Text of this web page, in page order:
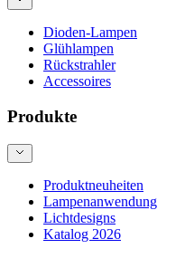
Dioden-Lampen
Glühlampen
Rückstrahler
Accessoires
Produkte
Produktneuheiten
Lampenanwendung
Lichtdesigns
Katalog 2026